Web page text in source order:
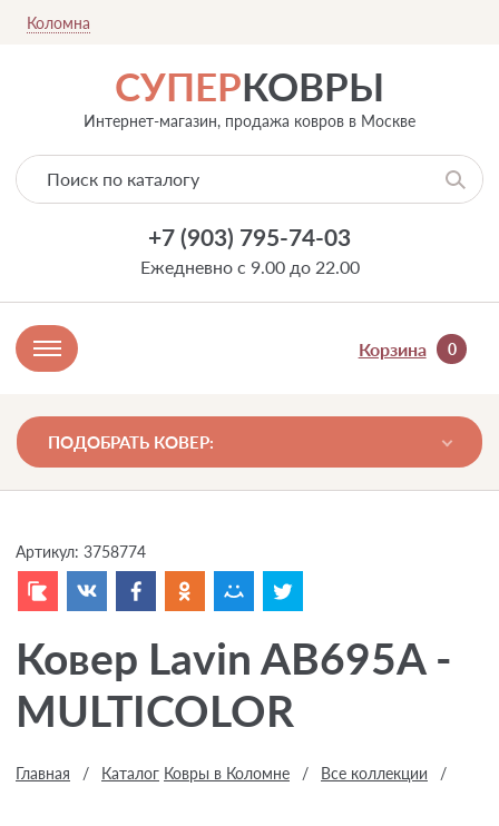
Коломна
СУПЕРКОВРЫ
Интернет-магазин, продажа ковров в Москве
+7 (903) 795-74-03
Ежедневно с 9.00 до 22.00
Корзина 0
ПОДОБРАТЬ КОВЕР:
Артикул: 3758774
Ковер Lavin AB695A -
MULTICOLOR
Главная / Каталог Ковры в Коломне / Все коллекции /